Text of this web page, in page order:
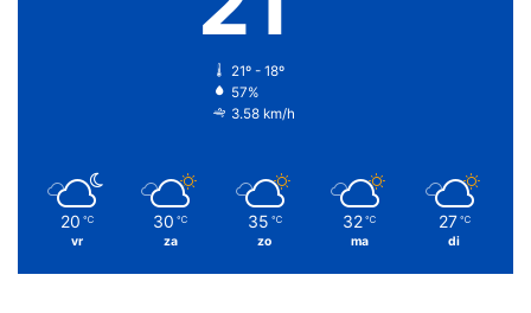
21º - 18º
57%
3.58 km/h
20 ℃
vr
30 ℃
za
35 ℃
zo
32 ℃
ma
27 ℃
di